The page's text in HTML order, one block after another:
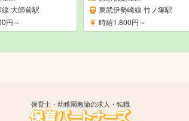
大師前駅
円～
東武伊勢崎線 竹ノ塚駅
時給1,800円～
保育士・幼稚園教諭の求人・転職